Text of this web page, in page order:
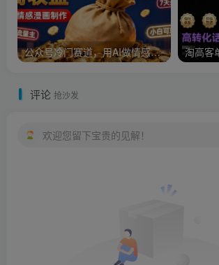
公众号冷门赛道，用AI做情感漫画，7天开通流量主，操作简单，小白可玩
评论 抢沙发
欢迎您留下宝贵的见解！